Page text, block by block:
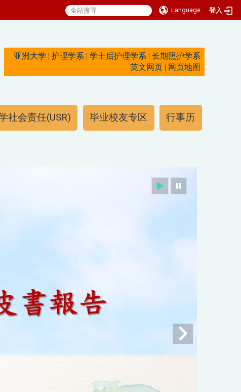
Language
登入
亚洲大学 | 护理学系 | 学士后护理学系 | 长期照护学系
英文网页 | 网页地图
社会责任(USR) 毕业校友专区 行事历